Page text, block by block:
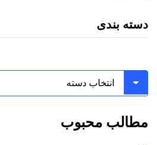
دسته بندی
مطالب محبوب